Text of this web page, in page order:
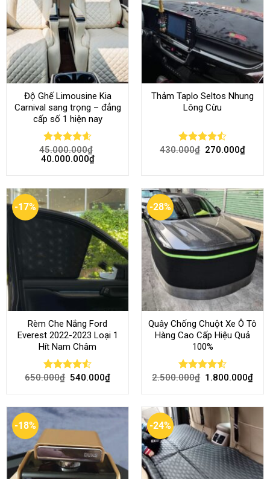
Độ Ghế Limousine Kia
Carnival sang trọng – đẳng
cấp số 1 hiện nay
Rated4.58
out of 5
45.000.000₫
40.000.000₫
Thảm Taplo Seltos Nhung
Lông Cừu
Rated
430.000₫ 270.000₫
-17%
Rèm Che Nắng Ford
Everest 2022-2023 Loại 1
Hít Nam Châm
Rated4.51
650.000₫ 540.000₫
-28%
Quây Chống Chuột Xe Ô Tô
Hàng Cao Cấp Hiệu Quả
100%
Rated 4.51
2.500.000₫ 1.800.000₫
-18% -24%